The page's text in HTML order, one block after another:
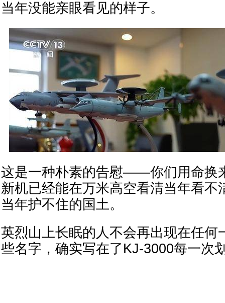
当年没能亲眼看见的样子。
这是一种朴素的告慰——你们用命换
新机已经能在万米高空看清当年看不
当年护不住的国土。
英烈山上长眠的人不会再出现在任何
些名字，确实写在了KJ-3000每一次